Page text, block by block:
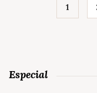
1
Especial